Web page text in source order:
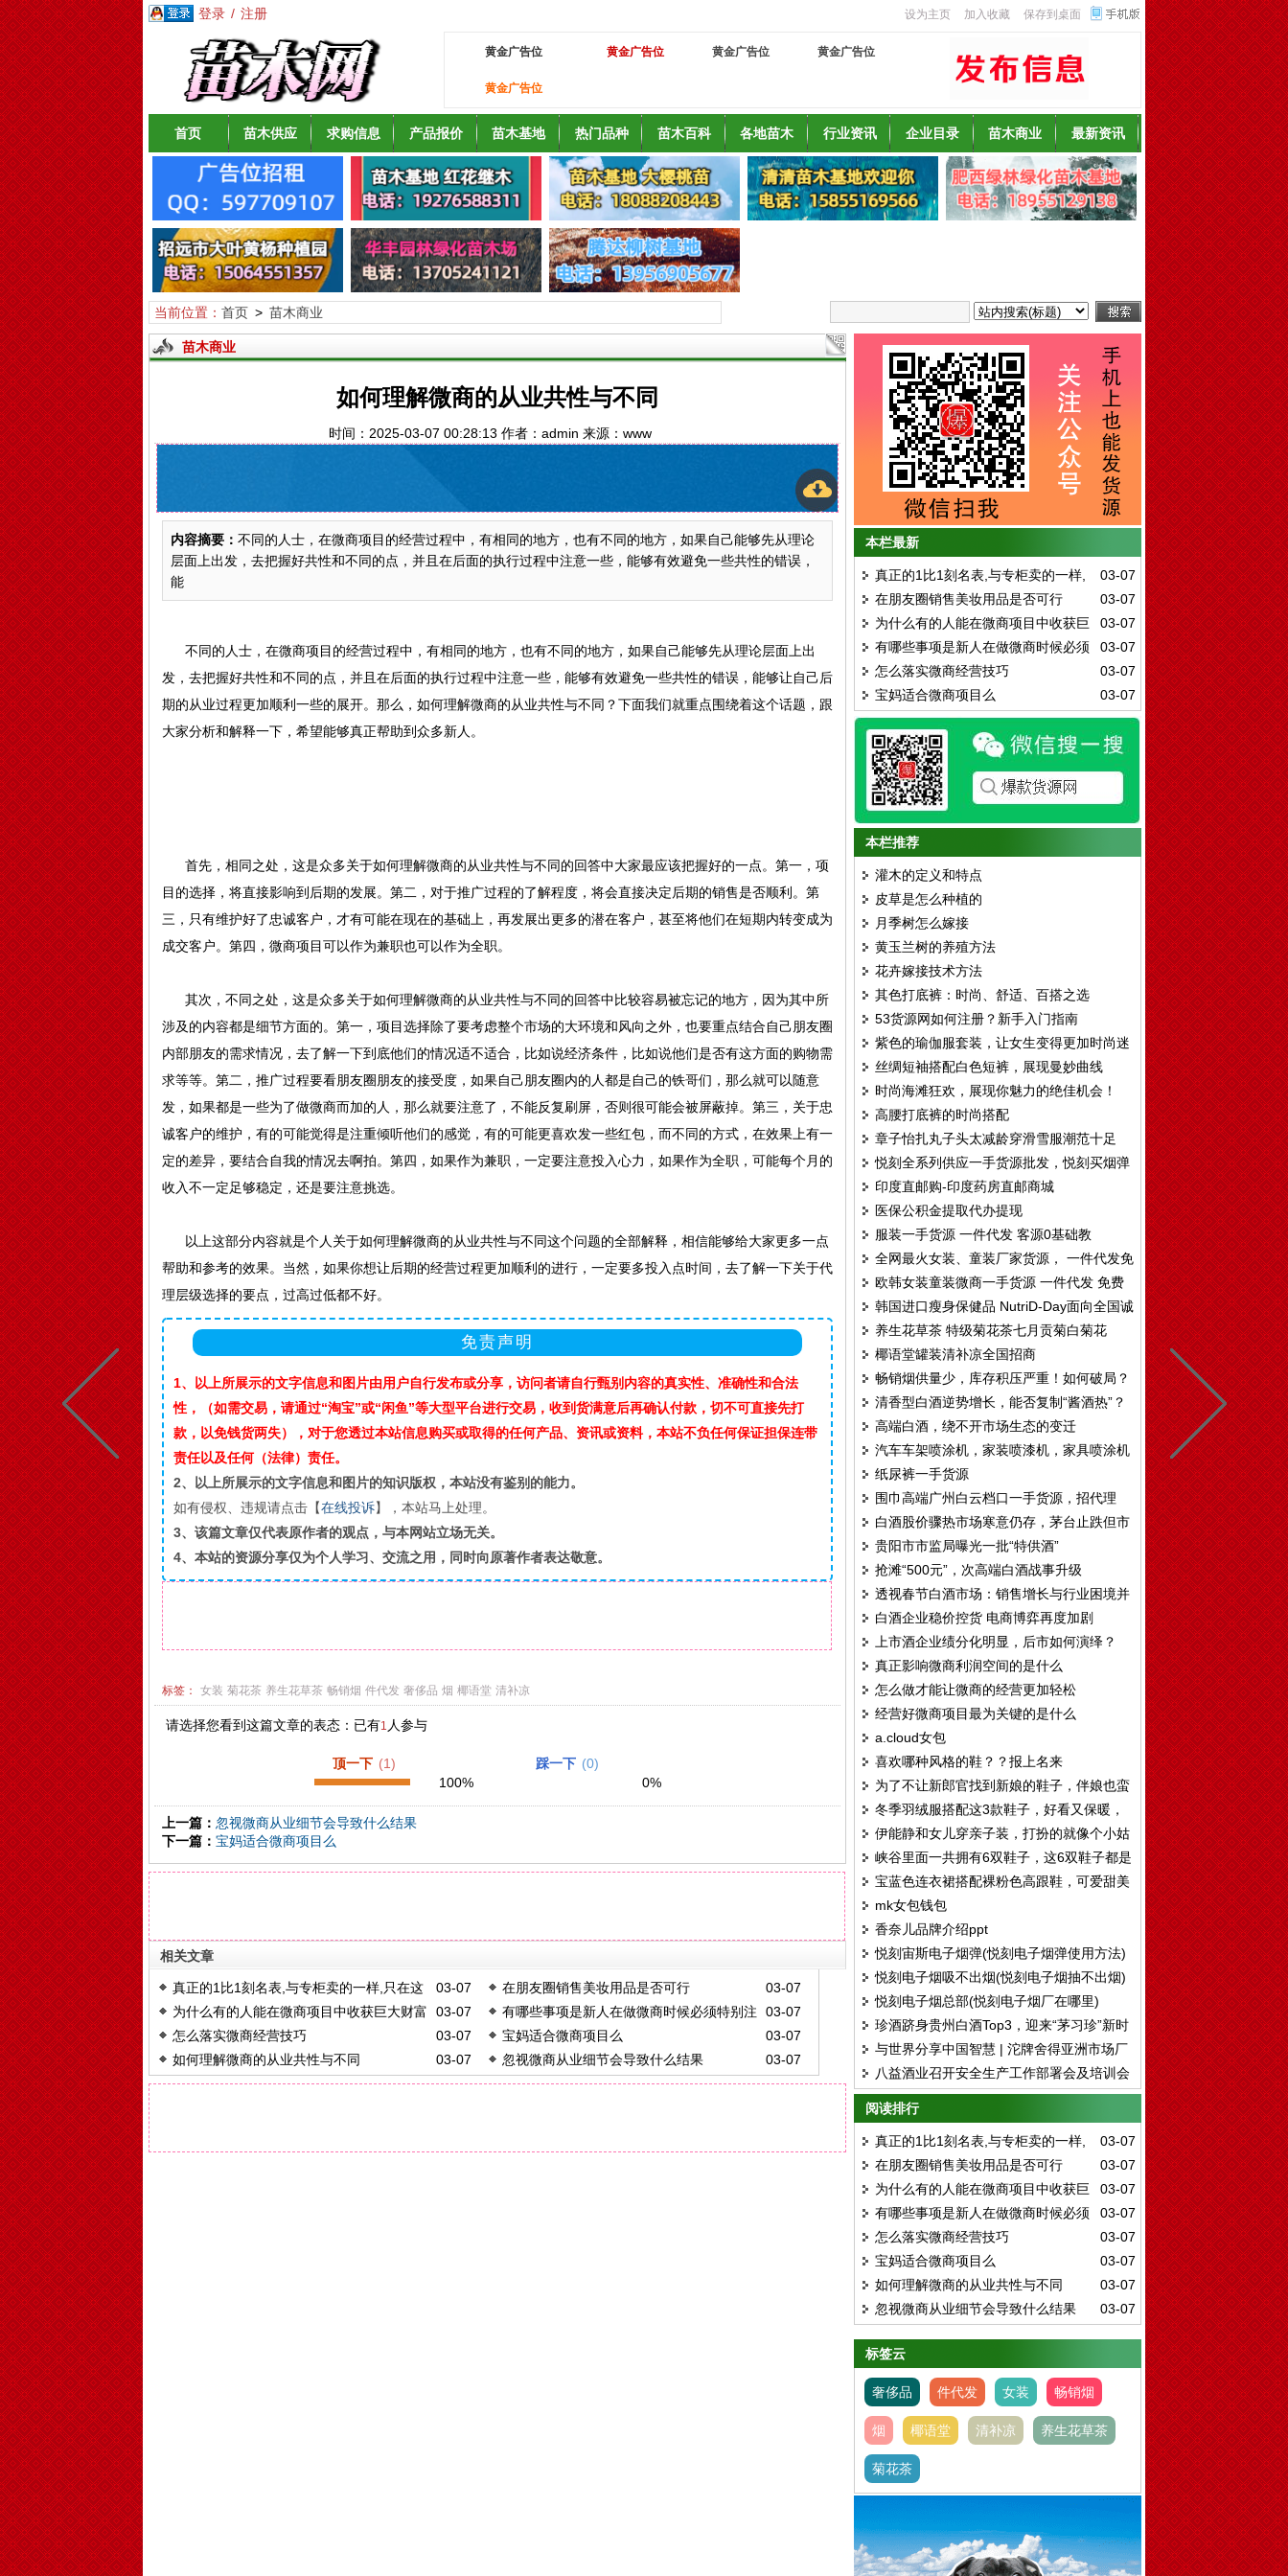
登录 / 注册 设为主页 加入收藏 保存到桌面
黄金广告位 黄金广告位 黄金广告位 黄金广告位
黄金广告位
首页 苗木供应 求购信息 产品报价 苗木基地 热门品种 苗木百科 各地苗木 行业资讯 企业目录 苗木商业 最新资讯
当前位置： 首页> 苗木商业
苗木商业
如何理解微商的从业共性与不同
时间：2025-03-07 00:28:13 作者：admin 来源：www
内容摘要： 不同的人士，在微商项目的经营过程中，有相同的地方，也有不同的地方，如果自己能够先从理论
层面上出发，去把握好共性和不同的点，并且在后面的执行过程中注意一些，能够有效避免一些共性的错误，
能
不同的人士，在微商项目的经营过程中，有相同的地方，也有不同的地方，如果自己能够先从理论层面上出
发，去把握好共性和不同的点，并且在后面的执行过程中注意一些，能够有效避免一些共性的错误，能够让自己后
期的从业过程更加顺利一些的展开。那么，如何理解微商的从业共性与不同？下面我们就重点围绕着这个话题，跟
大家分析和解释一下，希望能够真正帮助到众多新人。
首先，相同之处，这是众多关于如何理解微商的从业共性与不同的回答中大家最应该把握好的一点。第一，项
目的选择，将直接影响到后期的发展。第二，对于推广过程的了解程度，将会直接决定后期的销售是否顺利。第
三，只有维护好了忠诚客户，才有可能在现在的基础上，再发展出更多的潜在客户，甚至将他们在短期内转变成为
成交客户。第四，微商项目可以作为兼职也可以作为全职。
其次，不同之处，这是众多关于如何理解微商的从业共性与不同的回答中比较容易被忘记的地方，因为其中所
涉及的内容都是细节方面的。第一，项目选择除了要考虑整个市场的大环境和风向之外，也要重点结合自己朋友圈
内部朋友的需求情况，去了解一下到底他们的情况适不适合，比如说经济条件，比如说他们是否有这方面的购物需
求等等。第二，推广过程要看朋友圈朋友的接受度，如果自己朋友圈内的人都是自己的铁哥们，那么就可以随意
发，如果都是一些为了做微商而加的人，那么就要注意了，不能反复刷屏，否则很可能会被屏蔽掉。第三，关于忠
诚客户的维护，有的可能觉得是注重倾听他们的感觉，有的可能更喜欢发一些红包，而不同的方式，在效果上有一
定的差异，要结合自我的情况去啊拍。第四，如果作为兼职，一定要注意投入心力，如果作为全职，可能每个月的
收入不一定足够稳定，还是要注意挑选。
以上这部分内容就是个人关于如何理解微商的从业共性与不同这个问题的全部解释，相信能够给大家更多一点
帮助和参考的效果。当然，如果你想让后期的经营过程更加顺利的进行，一定要多投入点时间，去了解一下关于代
理层级选择的要点，过高过低都不好。
免责声明
1、以上所展示的文字信息和图片由用户自行发布或分享，访问者请自行甄别内容的真实性、准确性和合法
性，（如需交易，请通过“淘宝”或“闲鱼”等大型平台进行交易，收到货满意后再确认付款，切不可直接先打
款，以免钱货两失），对于您透过本站信息购买或取得的任何产品、资讯或资料，本站不负任何保证担保连带
责任以及任何（法律）责任。
2、以上所展示的文字信息和图片的知识版权，本站没有鉴别的能力。
如有侵权、违规请点击【在线投诉】，本站马上处理。
3、该篇文章仅代表原作者的观点，与本网站立场无关。
4、本站的资源分享仅为个人学习、交流之用，同时向原著作者表达敬意。
标签： 女装 菊花茶 养生花草茶 畅销烟 件代发 奢侈品 烟 椰语堂 清补凉
请选择您看到这篇文章的表态：已有1 人参与
顶一下 (1)
100%
踩一下 (0)
0%
上一篇： 忽视微商从业细节会导致什么结果
下一篇： 宝妈适合微商项目么
相关文章
03-07
真正的1比1刻名表,与专柜卖的一样,只在这
里!
03-07
在朋友圈销售美妆用品是否可行
03-07
为什么有的人能在微商项目中收获巨大财富 03-07
有哪些事项是新人在做微商时候必须特别注
意的
03-07
怎么落实微商经营技巧 03-07
宝妈适合微商项目么
03-07
如何理解微商的从业共性与不同 03-07
忽视微商从业细节会导致什么结果
本栏最新
03-07
真正的1比1刻名表,与专柜卖的一样,
只在这里!
03-07
在朋友圈销售美妆用品是否可行
03-07
为什么有的人能在微商项目中收获巨
大财富
03-07
有哪些事项是新人在做微商时候必须
特别注意的
03-07
怎么落实微商经营技巧
03-07
宝妈适合微商项目么
本栏推荐
灌木的定义和特点
皮草是怎么种植的
月季树怎么嫁接
黄玉兰树的养殖方法
花卉嫁接技术方法
其色打底裤：时尚、舒适、百搭之选
53货源网如何注册？新手入门指南
紫色的瑜伽服套装，让女生变得更加时尚迷
人
丝绸短袖搭配白色短裤，展现曼妙曲线
时尚海滩狂欢，展现你魅力的绝佳机会！
高腰打底裤的时尚搭配
章子怡扎丸子头太减龄穿滑雪服潮范十足
悦刻全系列供应一手货源批发，悦刻买烟弹
送烟杆厂家拿货渠道
印度直邮购-印度药房直邮商城
医保公积金提取代办提现
服装一手货源 一件代发 客源0基础教
全网最火女装、童装厂家货源， 一件代发免
费代理
欧韩女装童装微商一手货源 一件代发 免费
代理
韩国进口瘦身保健品 NutriD-Day面向全国诚
招区域代理
养生花草茶 特级菊花茶七月贡菊白菊花
椰语堂罐装清补凉全国招商
畅销烟供量少，库存积压严重！如何破局？
清香型白酒逆势增长，能否复制“酱酒热”？
高端白酒，绕不开市场生态的变迁
汽车车架喷涂机，家装喷漆机，家具喷涂机
T328
纸尿裤一手货源
围巾高端广州白云档口一手货源，招代理
白酒股价骤热市场寒意仍存，茅台止跌但市
场观望情绪仍重
贵阳市市监局曝光一批“特供酒”
抢滩“500元”，次高端白酒战事升级
透视春节白酒市场：销售增长与行业困境并
存
白酒企业稳价控货 电商博弈再度加剧
上市酒企业绩分化明显，后市如何演绎？
真正影响微商利润空间的是什么
怎么做才能让微商的经营更加轻松
经营好微商项目最为关键的是什么
a.cloud女包
喜欢哪种风格的鞋？？报上名来
为了不让新郎官找到新娘的鞋子，伴娘也蛮
拼了。。。
冬季羽绒服搭配这3款鞋子，好看又保暖，
还能显腿长！
伊能静和女儿穿亲子装，打扮的就像个小姑
娘，脚上的鞋子真好看
峡谷里面一共拥有6双鞋子，这6双鞋子都是
各有各的好处和风格
宝蓝色连衣裙搭配裸粉色高跟鞋，可爱甜美
有气质
mk女包钱包
香奈儿品牌介绍ppt
悦刻宙斯电子烟弹(悦刻电子烟弹使用方法)
悦刻电子烟吸不出烟(悦刻电子烟抽不出烟)
悦刻电子烟总部(悦刻电子烟厂在哪里)
珍酒跻身贵州白酒Top3，迎来“茅习珍”新时
代
与世界分享中国智慧 | 沱牌舍得亚洲市场厂
商合作交流会圆满举行
八益酒业召开安全生产工作部署会及培训会
阅读排行
03-07
真正的1比1刻名表,与专柜卖的一样,
只在这里!
03-07
在朋友圈销售美妆用品是否可行
03-07
为什么有的人能在微商项目中收获巨
大财富
03-07
有哪些事项是新人在做微商时候必须
特别注意的
03-07
怎么落实微商经营技巧
03-07
宝妈适合微商项目么
03-07
如何理解微商的从业共性与不同
03-07
忽视微商从业细节会导致什么结果
标签云
奢侈品 件代发 女装 畅销烟
烟 椰语堂 清补凉 养生花草茶
菊花茶